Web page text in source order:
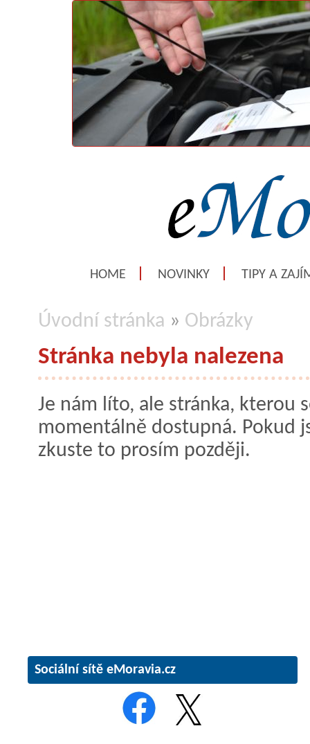
HOME NOVINKY TIPY A
Úvodní stránka » Obrázky
Stránka nebyla nalezena
Je nám líto, ale stránka, kterou
momentálně dostupná. Pokud
zkuste to prosím později.
Sociální sítě eMoravia.cz